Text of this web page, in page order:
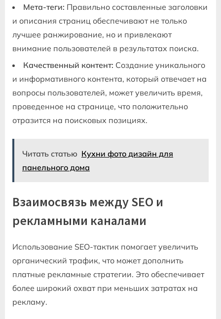
Мета-теги: Правильно составленные заголовки
и описания страниц обеспечивают не только
лучшее ранжирование, но и привлекают
внимание пользователей в результатах поиска.
Качественный контент: Создание уникального
и информативного контента, который отвечает на
вопросы пользователей, может увеличить время,
проведенное на странице, что положительно
отразится на поисковых позициях.
Читать статью Кухни фото дизайн для
панельного дома
Взаимосвязь между SEO и
рекламными каналами
Использование SEO-тактик помогает увеличить
органический трафик, что может дополнить
платные рекламные стратегии. Это обеспечивает
более широкий охват при меньших затратах на
рекламу.